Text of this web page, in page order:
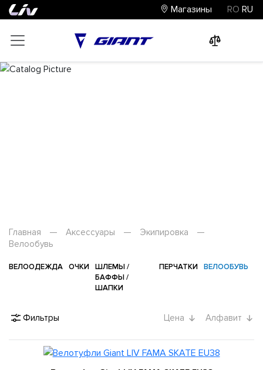
Магазины RO RU
Главная — Аксессуары — Экипировка
—
Велообувь
ВЕЛООДЕЖДА ОЧКИ
ШЛЕМЫ /
БАФФЫ /
ШАПКИ
ПЕРЧАТКИ ВЕЛООБУВЬ
Фильтры Цена Алфавит